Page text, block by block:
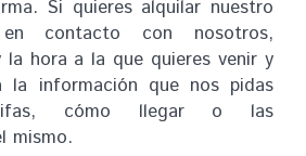
Si quieres alquilar nuestro
contacto con nosotros,
hora a la que quieres venir y
la información que nos pidas
cómo llegar o las
mismo.